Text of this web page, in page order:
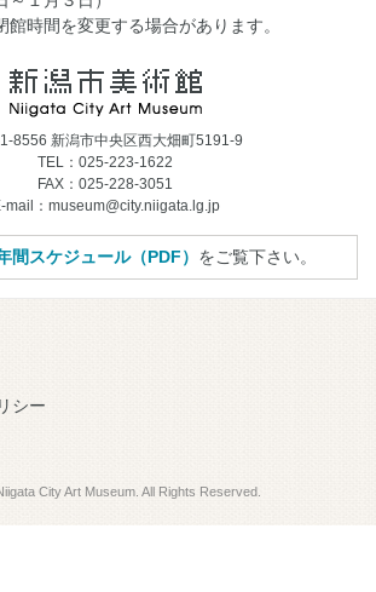
時間を変更する場合があります。
8556 新潟市中央区西大畑町5191-9
TEL：025-223-1622
FAX：025-228-3051
mail：museum@city.niigata.lg.jp
間スケジュール（PDF） をご覧下さい。
シー
City Art Museum. All Rights Reserved.